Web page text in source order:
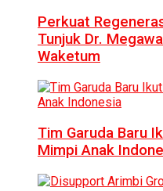
Perkuat
Tunjuk Dr.
Waketum
Tim Garuda Baru
Mimpi Anak